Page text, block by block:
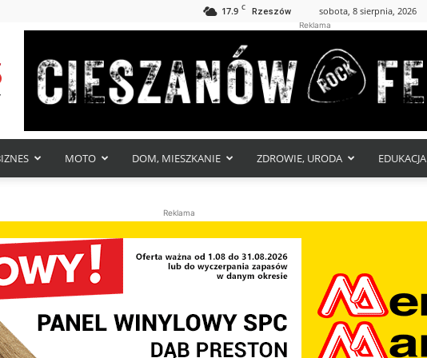
17.9 C Rzeszów sobota, 8 sierpnia, 2026
Reklama
MOTO DOM, MIESZKANIE ZDROWIE, URODA EDUKACJA
Reklama